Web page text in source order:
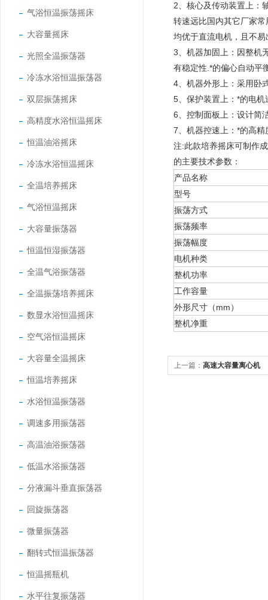
气浴恒温振荡摇床
大容量摇床
光照全温振荡器
冷冻水浴恒温振荡器
双层振荡摇床
高精度水浴恒温摇床
恒温油浴摇床
冷冻水浴恒温摇床
全温培养摇床
气浴恒温摇床
大容量振荡器
恒温恒湿振荡器
全温气浴振荡器
全温振荡培养摇床
数显水浴恒温摇床
空气浴恒温摇床
大容量全温摇床
恒温培养摇床
水浴恒温振荡器
调速多用振荡器
高温油浴振荡器
低温水浴振荡器
分液漏斗垂直振荡器
回旋振荡器
微量振荡器
翻转式恒温振荡器
恒温摇瓶机
水平往复振荡器
2、核心及传动装置上：
转速远比国内其它厂家
均优于直流电机，且不
3、机器加固上：因整机
有稳定性.*的偏心自动平
4、机器外形上：采用卧
5、保护装置上：*的电
6、控制面板上：设计简
7、机器控速上：*的高
注:此款培养摇床可制作
的主要技术参数：
产品名称
型号
振荡方式
振荡频率
振荡幅度
电机种类
整机功率
工作容量
外形尺寸（mm）
整机净重
上一篇： 高速大容量离心机